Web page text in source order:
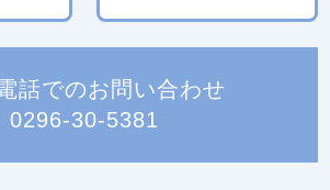
話でのお問い合わせ
0296-30-5381